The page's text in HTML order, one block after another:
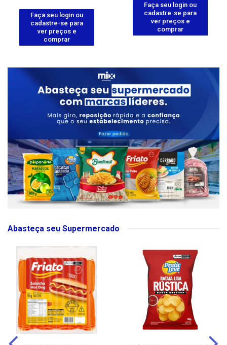
Faça seu login ou
cadastre-se para
ver preços e
comprar
Faça seu login ou
cadastre-se para
ver preços e
comprar
Abasteça seu Supermercado